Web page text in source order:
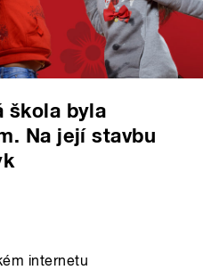
škola byla
Na její stavbu
internetu